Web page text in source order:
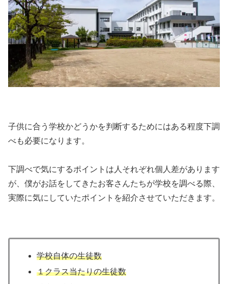
子供に合う学校かどうかを判断するためにはある程度下調
べも必要になります。
下調べで気にするポイントは人それぞれ個人差があります
が、僕がお話をしてきたお客さんたちが学校を調べる際、
実際に気にしていたポイントを紹介させていただきます。
学校自体の生徒数
１クラス当たりの生徒数